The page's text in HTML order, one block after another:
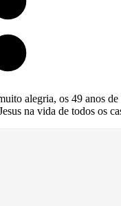
alegria, os 49 anos
na vida de todos os